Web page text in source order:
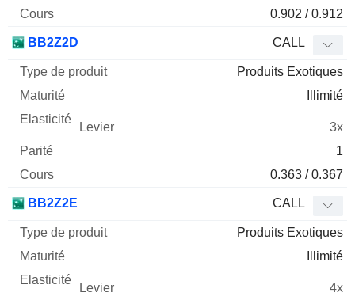
0.902 / 0.912
BB2Z2D CALL
Produits Exotiques
Illimité
3x
1
0.363 / 0.367
BB2Z2E CALL
Produits Exotiques
Illimité
4x